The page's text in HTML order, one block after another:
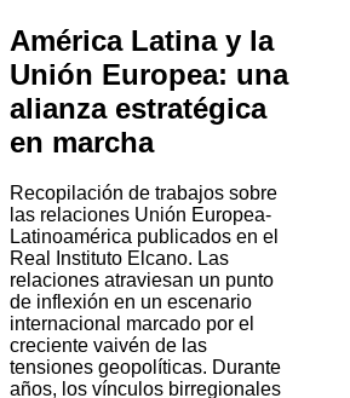
América Latina y la
Unión Europea: una
alianza estratégica
en marcha
Recopilación de trabajos sobre
las relaciones Unión Europea-
Latinoamérica publicados en el
Real Instituto Elcano. Las
relaciones atraviesan un punto
de inflexión en un escenario
internacional marcado por el
creciente vaivén de las
tensiones geopolíticas. Durante
años, los vínculos birregionales